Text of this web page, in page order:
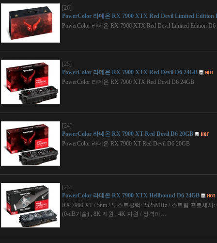
[26]
PowerColor 라데온 RX 7900 XTX Red Devil Limited
PowerColor 라데온 RX 7900 XTX Red Devil Limited Edition D6
[25]
PowerColor 라데온 RX 7900 XTX Red Devil D6 24GB
PowerColor 라데온 RX 7900 XTX Red Devil D6 24GB
[24]
PowerColor 라데온 RX 7900 XT Red Devil D6 20GB
PowerColor 라데온 RX 7900 XT Red Devil D6 20GB
[23]
PowerColor 라데온 RX 7900 XTX Hellhound D6 24GB
RX 7900 XT / 5nm / 부스트클럭: 2525MHz / 스트림 프로세
(0-dB기술) , 8K 지원 , 4K 지원 / 정격파…